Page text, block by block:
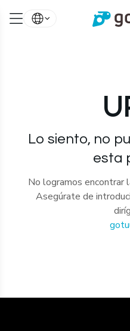
Lo siento, no
esta
No logramos encontrar
Asegúrate de